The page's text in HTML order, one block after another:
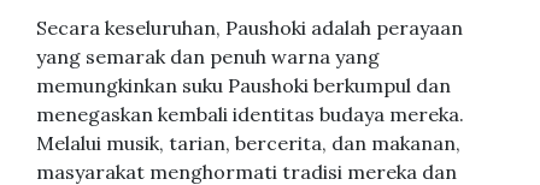
Secara keseluruhan, Paushoki adalah perayaan
yang semarak dan penuh warna yang
memungkinkan suku Paushoki berkumpul dan
menegaskan kembali identitas budaya mereka.
Melalui musik, tarian, bercerita, dan makanan,
masyarakat menghormati tradisi mereka dan